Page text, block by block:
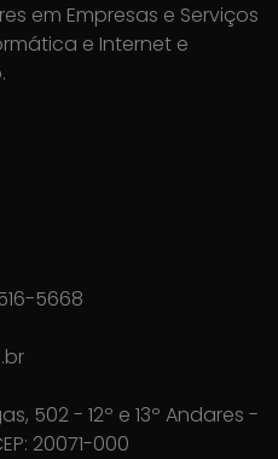
em Empresas e Serviços
e Internet e
5668
502 - 12º e 13º Andares -
20071-000